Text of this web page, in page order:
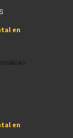
en
h
en